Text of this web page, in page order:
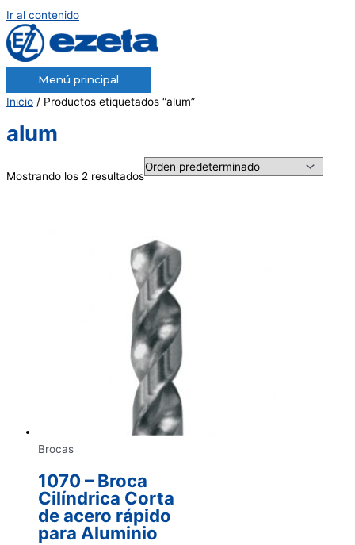
Ir al contenido
Menú principal
Inicio / Productos etiquetados “alum”
alum
Mostrando los 2 resultados
Brocas
1070 – Broca
Cilíndrica Corta
de acero rápido
para Aluminio